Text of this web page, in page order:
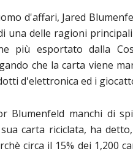
d'affari, Jared
una delle ragioni
più esportato dalla
che la carta viene
d'elettronica ed i
Blumenfeld manchi di
carta riciclata, ha
circa il 15% dei 1,200